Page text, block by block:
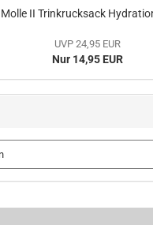
Molle II Trinkrucksack
UVP 24,95 EUR
Nur 14,95 EUR